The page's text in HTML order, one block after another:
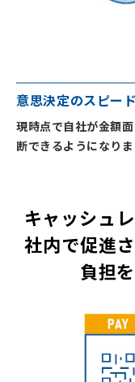
意思決定のスピー
現時点で自社が金額
断できるようになりま
キャッシュ
社内で促進
負担